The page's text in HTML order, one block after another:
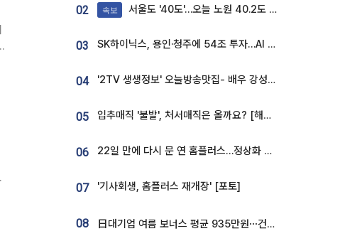
02 속보 서울도 '40도'…오늘 노원 40.2도 기록
03 SK하이닉스, 용인·청주에 54조 투자…AI 메모리 생산기지 키운다
04 '2TV 생생정보' 오늘방송맛집- 배우 강성진 단골! 쌀국수ㆍ푸팟퐁 커리 맛집 '블○○○'
05 입추매직 '불발', 처서매직은 올까요? [해시태그]
06 22일 만에 다시 문 연 홈플러스…정상화 바쁜데 재고 없어 ‘발동동’[가보니]
07 '기사회생, 홈플러스 재개장' [포토]
08 日대기업 여름 보너스 평균 935만원⋯건설회사 1800만 넘어